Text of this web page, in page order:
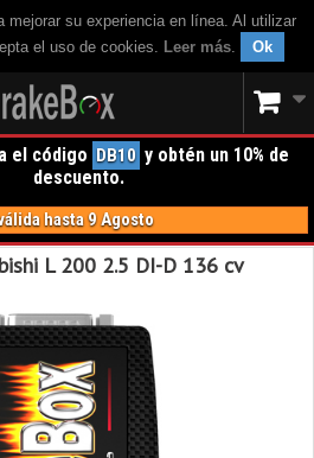
mejorar su experiencia en línea. Al utilizar
el uso de cookies. Leer más. Ok
el código DB10 y obtén un 10% de
descuento.
hasta 9 Agosto
L 200 2.5 DI-D 136 cv